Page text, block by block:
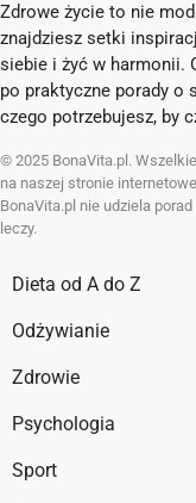
Zdrowe życie to nie
znajdziesz setki
siebie i żyć w harmonii.
po praktyczne porady o
czego potrzebujesz, by
© 2025 BonaVita.pl.
na naszej stronie
BonaVita.pl nie udziela
leczy.
Dieta od A do Z
Odżywianie
Zdrowie
Psychologia
Sport